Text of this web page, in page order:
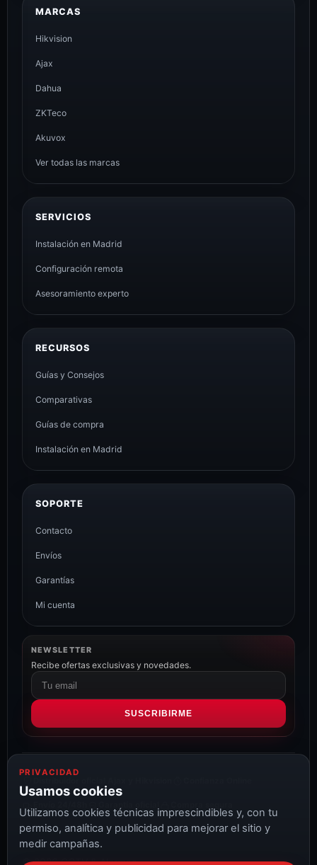
MARCAS
Hikvision
Ajax
Dahua
ZKTeco
Akuvox
Ver todas las marcas
SERVICIOS
Instalación en Madrid
Configuración remota
Asesoramiento experto
RECURSOS
Guías y Consejos
Comparativas
Guías de compra
Instalación en Madrid
SOPORTE
Contacto
Envíos
Garantías
Mi cuenta
NEWSLETTER
Recibe ofertas exclusivas y novedades.
Correo
electrónico
SUSCRIBIRME
© 2026 CCTV & Alarmas
PRIVACIDAD
Usamos cookies
Utilizamos cookies técnicas imprescindibles y, con tu
permiso, analítica y publicidad para mejorar el sitio y
medir campañas.